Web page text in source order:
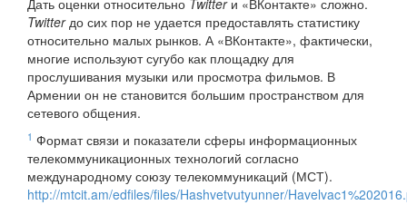
Дать оценки относительно Twitterи «ВКонтакте» сложно.
Twitterдо сих пор не удается предоставлять статистику
относительно малых рынков. А «ВКонтакте», фактически,
многие используют сугубо как площадку для
прослушивания музыки или просмотра фильмов. В
Армении он не становится большим пространством для
сетевого общения.
1 Формат связи и показатели сферы информационных
телекоммуникационных технологий согласно
международному союзу телекоммуникаций (МСТ).
http://mtcit.am/edfiles/files/Hashvetvutyunner/